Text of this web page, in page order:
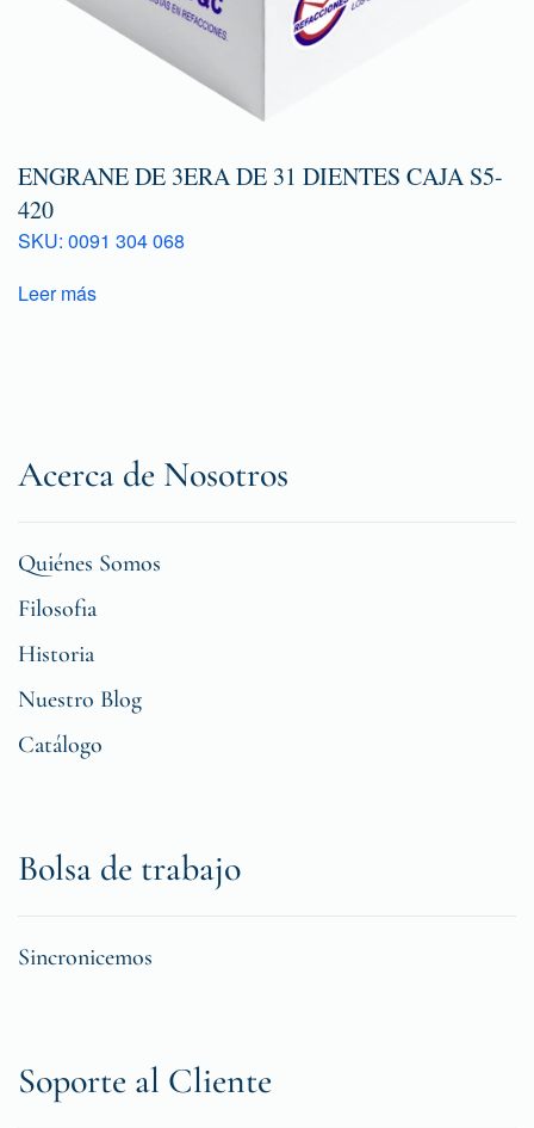
ENGRANE DE 3ERA DE 31 DIENTES CAJA S5-
420
SKU: 0091 304 068
Leer más
Acerca de Nosotros
Quiénes Somos
Filosofia
Historia
Nuestro Blog
Catálogo
Bolsa de trabajo
Sincronicemos
Soporte al Cliente